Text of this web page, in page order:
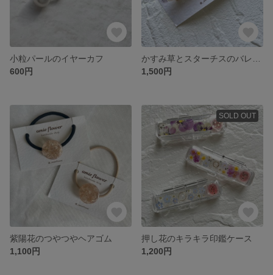
小粒パールのイヤーカフ
600円
1,500円
紫陽花のつやつやヘアゴム
1,100円
SOLD OUT
押し花のキラキラ印鑑ケース
1,200円